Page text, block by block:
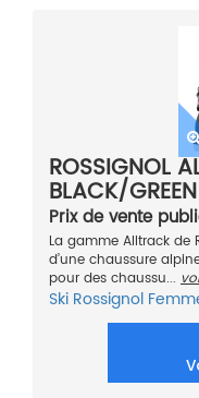
ROSSIGNOL
BLACK/
Prix de vente
La gamme Alltrack de
d’une chaussure
pour des chaussu...
Ski Rossignol